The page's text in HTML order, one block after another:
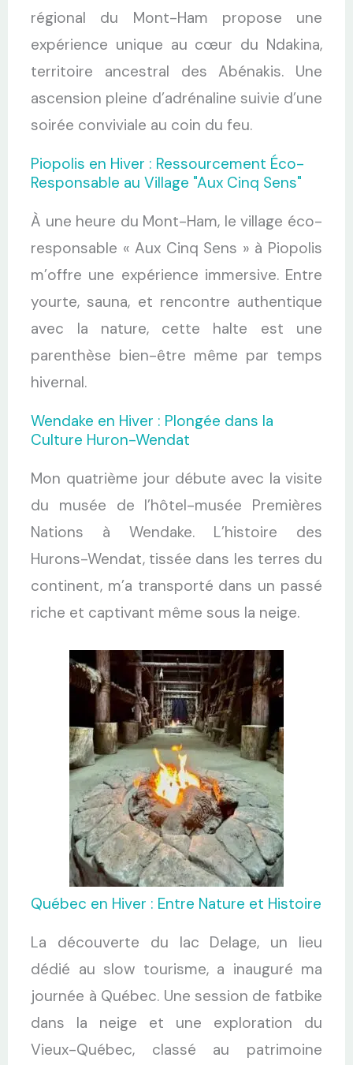
régional du Mont-Ham propose une
expérience unique au cœur du Ndakina,
territoire ancestral des Abénakis. Une
ascension pleine d’adrénaline suivie d’une
soirée conviviale au coin du feu.
Piopolis en Hiver : Ressourcement Éco-
Responsable au Village "Aux Cinq Sens"
À une heure du Mont-Ham, le village éco-
responsable « Aux Cinq Sens » à Piopolis
m’offre une expérience immersive. Entre
yourte, sauna, et rencontre authentique
avec la nature, cette halte est une
parenthèse bien-être même par temps
hivernal.
Wendake en Hiver : Plongée dans la
Culture Huron-Wendat
Mon quatrième jour débute avec la visite
du musée de l’hôtel-musée Premières
Nations à Wendake. L’histoire des
Hurons-Wendat, tissée dans les terres du
continent, m’a transporté dans un passé
riche et captivant même sous la neige.
Québec en Hiver : Entre Nature et Histoire
La découverte du lac Delage, un lieu
dédié au slow tourisme, a inauguré ma
journée à Québec. Une session de fatbike
dans la neige et une exploration du
Vieux-Québec, classé au patrimoine